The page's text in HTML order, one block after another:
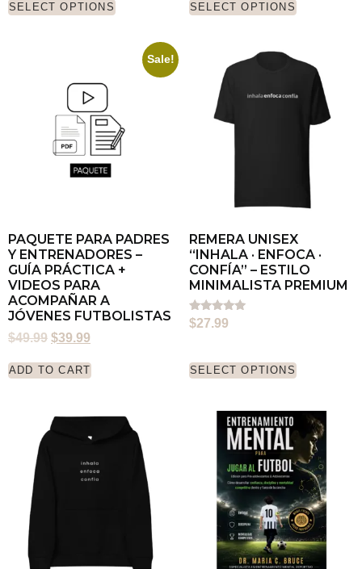
SELECT OPTIONS SELECT OPTIONS
Sale!
PAQUETE PARA PADRES
Y ENTRENADORES –
GUÍA PRÁCTICA +
VIDEOS PARA
ACOMPAÑAR A
JÓVENES FUTBOLISTAS
$49.99 $39.99
ADD TO CART
REMERA UNISEX
“INHALA · ENFOCA ·
CONFÍA” – ESTILO
MINIMALISTA PREMIUM
Rated
5.00
$27.99
SELECT OPTIONS